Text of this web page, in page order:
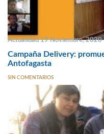
Actualidad 19 Noviembre, 2020
Campaña Delivery:
Antofagasta
SIN COMENTARIOS